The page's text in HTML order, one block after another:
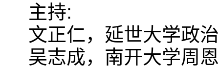
主持:
文正仁，延世大学政
吴志成，南开大学周